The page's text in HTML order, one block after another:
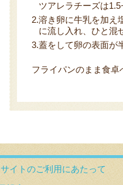
ツアレラチーズは
2.溶き卵に牛乳を加え
に流し入れ、ひと
3.蓋をして卵の表面が
フライパンのまま食卓
サイトのご利用にあたって